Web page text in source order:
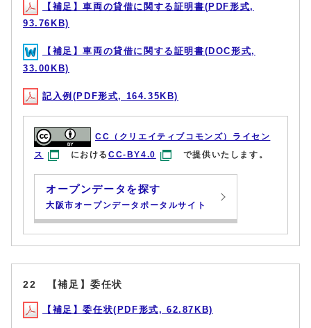
【補足】車両の貸借に関する証明書(PDF形式,
93.76KB)
【補足】車両の貸借に関する証明書(DOC形式,
33.00KB)
記入例(PDF形式, 164.35KB)
CC（クリエイティブコモンズ）ライセン
ス
におけるCC-BY4.0 で提供いたします。
オープンデータを探す
大阪市オープンデータポータルサイト
22 【補足】委任状
【補足】委任状(PDF形式, 62.87KB)